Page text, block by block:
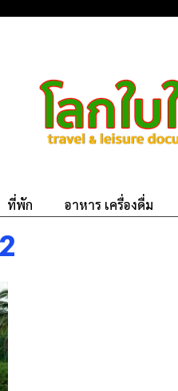
ที่พัก อาหาร เครื่องดื่ม